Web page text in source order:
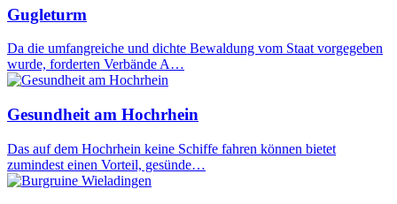
Gugleturm
Da die umfangreiche und dichte Bewaldung vom Staat vorgegeben
wurde, forderten Verbände A…
Gesundheit am Hochrhein
Das auf dem Hochrhein keine Schiffe fahren können bietet
zumindest einen Vorteil, gesünde…